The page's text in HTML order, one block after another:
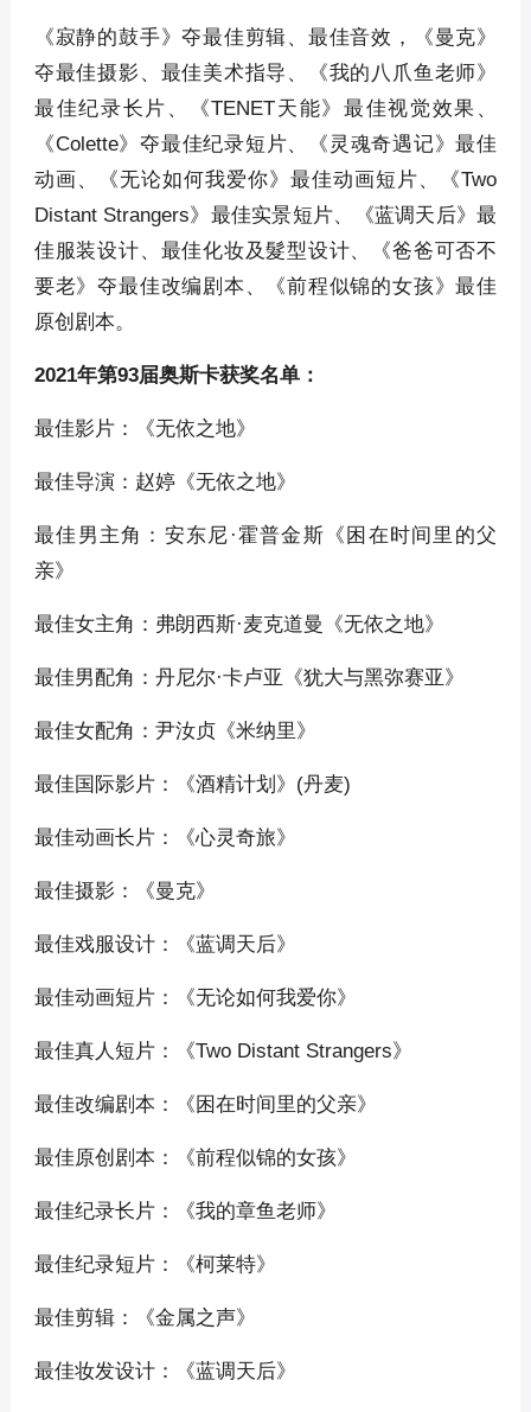
《寂静的鼓手》夺最佳剪辑、最佳音效，《曼克》
夺最佳摄影、最佳美术指导、《我的八爪鱼老师》
最佳纪录长片、《TENET天能》最佳视觉效果、
《Colette》夺最佳纪录短片、《灵魂奇遇记》最佳
动画、《无论如何我爱你》最佳动画短片、《Two
Distant Strangers》最佳实景短片、《蓝调天后》最
佳服装设计、最佳化妆及髮型设计、《爸爸可否不
要老》夺最佳改编剧本、《前程似锦的女孩》最佳
原创剧本。
2021年第93届奥斯卡获奖名单：
最佳影片：《无依之地》
最佳导演：赵婷《无依之地》
最佳男主角：安东尼·霍普金斯《困在时间里的父
亲》
最佳女主角：弗朗西斯·麦克道曼《无依之地》
最佳男配角：丹尼尔·卡卢亚《犹大与黑弥赛亚》
最佳女配角：尹汝贞《米纳里》
最佳国际影片：《酒精计划》(丹麦)
最佳动画长片：《心灵奇旅》
最佳摄影：《曼克》
最佳戏服设计：《蓝调天后》
最佳动画短片：《无论如何我爱你》
最佳真人短片：《Two Distant Strangers》
最佳改编剧本：《困在时间里的父亲》
最佳原创剧本：《前程似锦的女孩》
最佳纪录长片：《我的章鱼老师》
最佳纪录短片：《柯莱特》
最佳剪辑：《金属之声》
最佳妆发设计：《蓝调天后》